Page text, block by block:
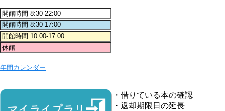
年間カレンダー
・借りている本の確認
・返却期限日の延長